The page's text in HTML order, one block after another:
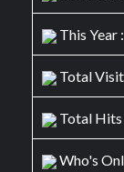
This Year
Total
Total
Who's